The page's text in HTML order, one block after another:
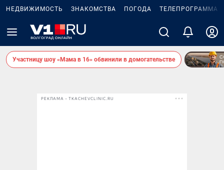
НЕДВИЖИМОСТЬ ЗНАКОМСТВА ПОГОДА ТЕЛЕПРОГРАММА
Участницу шоу «Мама в 16» обвинили в домогательстве
РЕКЛАМА • TKACHEVCLINIC.RU